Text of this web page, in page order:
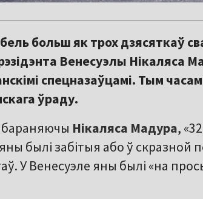
больш як трох дзясяткаў
Венесуэлы Нікаляса
спецназаўцамі. Тым
ўраду.
Нікаляса Мадура,
яны былі забітыя або ў скразной
У Венесуэле яны былі «на